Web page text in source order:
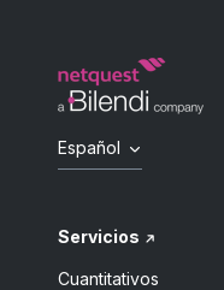
Español
Servicios
Cuantitativos